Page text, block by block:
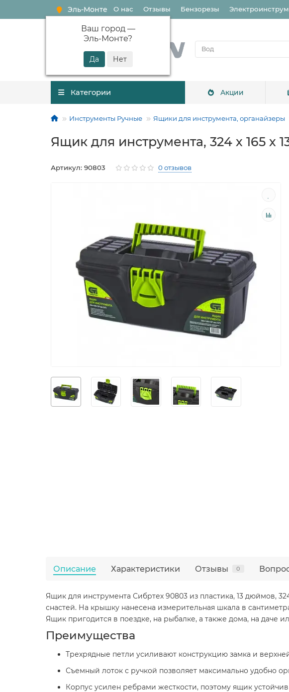
Эль-Монте
Ваш город —
Эль-Монте?
О нас Отзывы Бензорезы
Категории Акции
Инструменты Ручные Ящики для инструмента, органайзеры
Ящик для инструмента, 324 х 165 х
Артикул: 90803 0 отзывов
Описание Характеристики Отзывы 0
Ящик для инструмента Сибртех 90803 из пластика, 13 дюймов,
снастей. На крышку нанесена измерительная шкала в
Ящик пригодится в поездке, на рыбалке, а также дома, на даче
Преимущества
Трехрядные петли усиливают конструкцию замка и
Съемный лоток с ручкой позволяет максимально удобно
Корпус усилен ребрами жесткости, поэтому ящик